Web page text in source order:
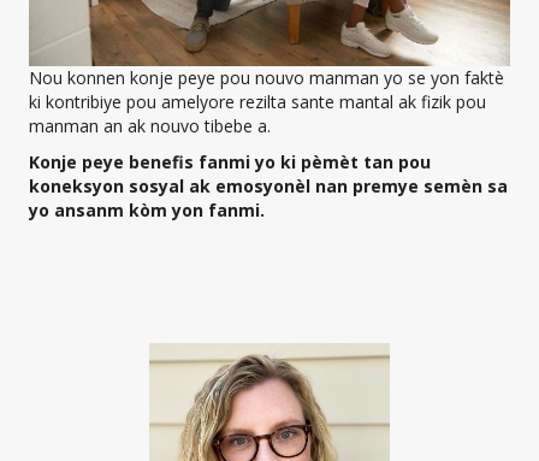
Nou konnen konje peye pou nouvo manman yo se yon faktè
ki kontribiye pou amelyore rezilta sante mantal ak fizik pou
manman an ak nouvo tibebe a.
Konje peye benefis fanmi yo ki pèmèt tan pou
koneksyon sosyal ak emosyonèl nan premye semèn sa
yo ansanm kòm yon fanmi.